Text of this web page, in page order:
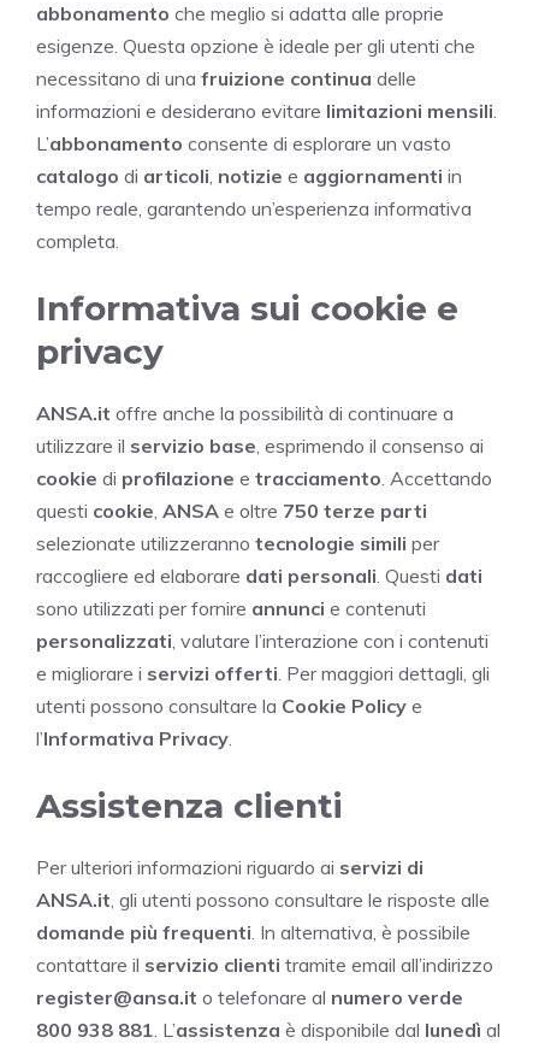
abbonamento che meglio si adatta alle proprie
esigenze. Questa opzione è ideale per gli utenti che
necessitano di una fruizione continua delle
informazioni e desiderano evitare limitazioni mensili.
L’abbonamento consente di esplorare un vasto
catalogo di articoli, notizie e aggiornamenti in
tempo reale, garantendo un’esperienza informativa
completa.
Informativa sui cookie e
privacy
ANSA.it offre anche la possibilità di continuare a
utilizzare il servizio base, esprimendo il consenso ai
cookie di profilazione e tracciamento. Accettando
questi cookie, ANSA e oltre 750 terze parti
selezionate utilizzeranno tecnologie simili per
raccogliere ed elaborare dati personali. Questi dati
sono utilizzati per fornire annunci e contenuti
personalizzati, valutare l’interazione con i contenuti
e migliorare i servizi offerti. Per maggiori dettagli, gli
utenti possono consultare la Cookie Policy e
l’Informativa Privacy.
Assistenza clienti
Per ulteriori informazioni riguardo ai servizi di
ANSA.it, gli utenti possono consultare le risposte alle
domande più frequenti. In alternativa, è possibile
contattare il servizio clienti tramite email all’indirizzo
register@ansa.it o telefonare al numero verde
800 938 881. L’assistenza è disponibile dal lunedì al